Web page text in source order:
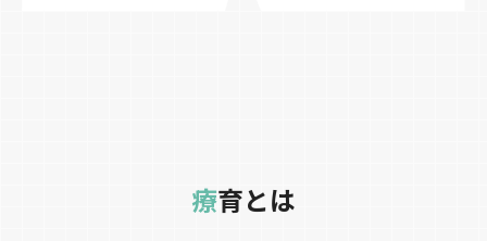
療育とは